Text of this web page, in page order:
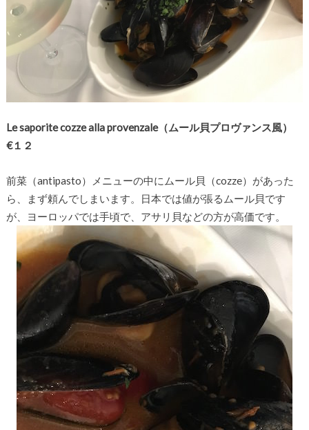
Le saporite cozze alla provenzale（ムール貝プロヴァンス風）
€１２
前菜（antipasto）メニューの中にムール貝（cozze）があった
ら、まず頼んでしまいます。日本では値が張るムール貝です
が、ヨーロッパでは手頃で、アサリ貝などの方が高価です。